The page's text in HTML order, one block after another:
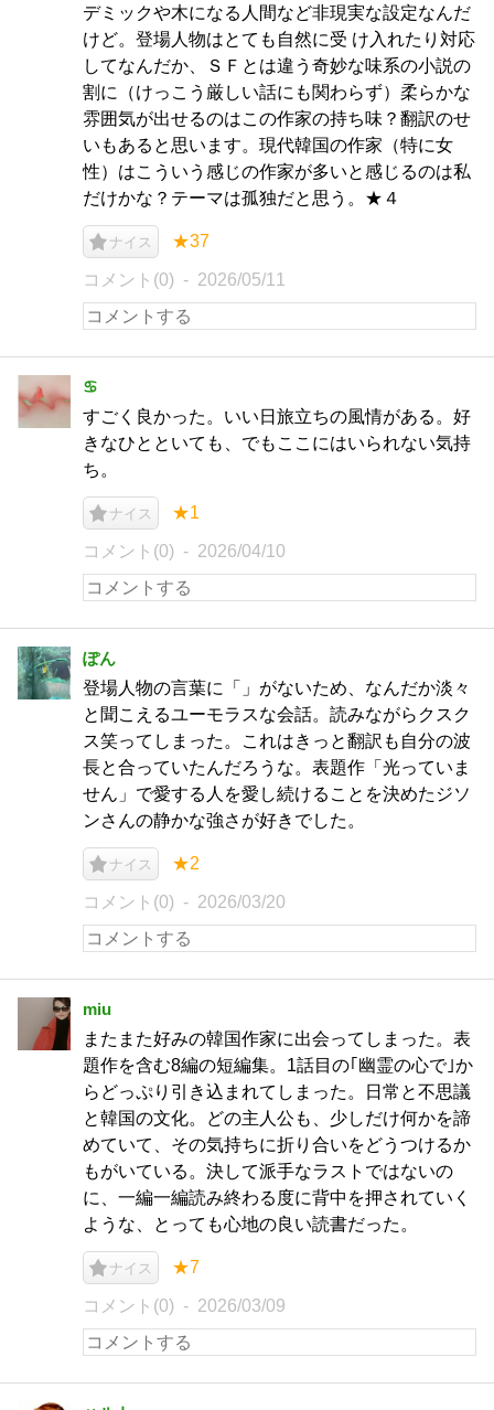
デミックや木になる人間など非現実な設定なんだ
けど。登場人物はとても自然に受 け入れたり対応
してなんだか、ＳＦとは違う奇妙な味系の小説の
割に（けっこう厳しい話にも関わらず）柔らかな
雰囲気が出せるのはこの作家の持ち味？翻訳のせ
いもあると思います。現代韓国の作家（特に女
性）はこういう感じの作家が多いと感じるのは私
だけかな？テーマは孤独だと思う。★４
ナイス ★37
コメント(0) 2026/05/11
♋︎
すごく良かった。いい日旅立ちの風情がある。好
きなひとといても、でもここにはいられない気持
ち。
ナイス ★1
コメント(0) 2026/04/10
ぽん
登場人物の言葉に「」がないため、なんだか淡々
と聞こえるユーモラスな会話。読みながらクスク
ス笑ってしまった。これはきっと翻訳も自分の波
長と合っていたんだろうな。表題作「光っていま
せん」で愛する人を愛し続けることを決めたジソ
ンさんの静かな強さが好きでした。
ナイス ★2
コメント(0) 2026/03/20
miu
またまた好みの韓国作家に出会ってしまった。表
題作を含む8編の短編集。1話目の｢幽霊の心で｣か
らどっぷり引き込まれてしまった。日常と不思議
と韓国の文化。どの主人公も、少しだけ何かを諦
めていて、その気持ちに折り合いをどうつけるか
もがいている。決して派手なラストではないの
に、一編一編読み終わる度に背中を押されていく
ような、とっても心地の良い読書だった。
ナイス ★7
コメント(0) 2026/03/09